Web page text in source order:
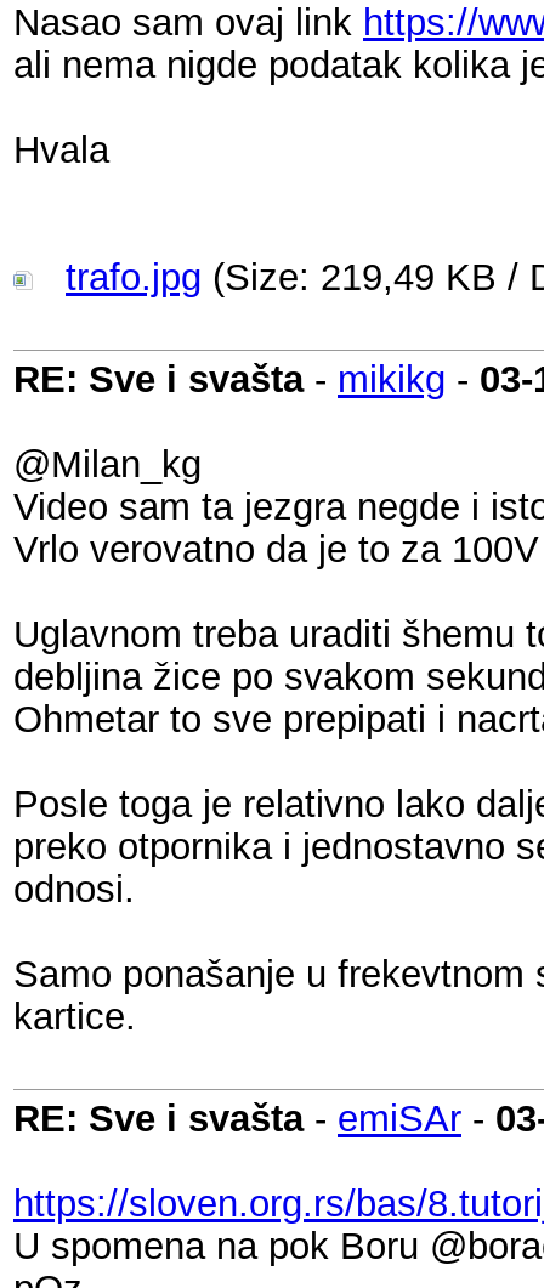
Nasao sam ovaj link https://
ali nema nigde podatak kolika
Hvala
trafo.jpg (Size: 219,49 KB /
RE: Sve i svašta- mikikg - 03-
@Milan_kg
Video sam ta jezgra negde i
Vrlo verovatno da je to za
Uglavnom treba uraditi šhemu
debljina žice po svakom
Ohmetar to sve prepipati i
Posle toga je relativno lako
preko otpornika i jednostavno
odnosi.
Samo ponašanje u
kartice.
RE: Sve i svašta- emiSAr -
https://sloven.org.rs/bas/
U spomena na pok Boru